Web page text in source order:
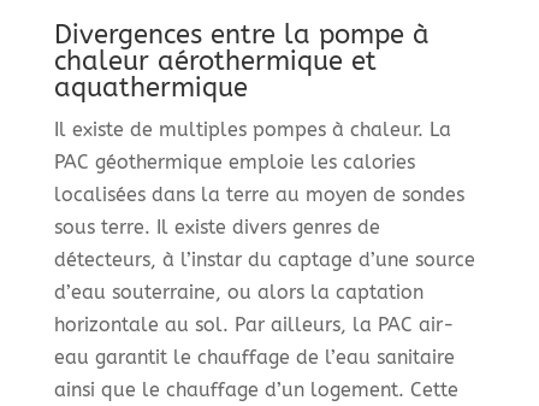
Divergences entre la pompe à
chaleur aérothermique et
aquathermique
Il existe de multiples pompes à chaleur. La
PAC géothermique emploie les calories
localisées dans la terre au moyen de sondes
sous terre. Il existe divers genres de
détecteurs, à l’instar du captage d’une source
d’eau souterraine, ou alors la captation
horizontale au sol. Par ailleurs, la PAC air-
eau garantit le chauffage de l’eau sanitaire
ainsi que le chauffage d’un logement. Cette